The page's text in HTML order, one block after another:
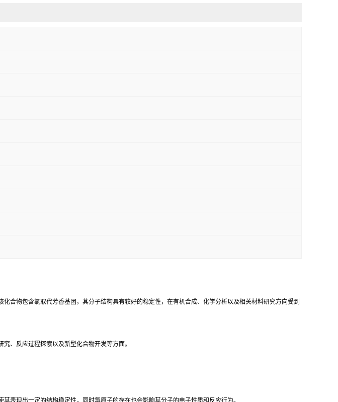
合物包含氯取代芳香基团，其分子结构具有较好的稳定性，在有机合成、化学分析以及相关材料研究方向受到
、反应过程探索以及新型化合物开发等方面。
表现出一定的结构稳定性，同时氯原子的存在也会影响其分子的电子性质和反应行为。